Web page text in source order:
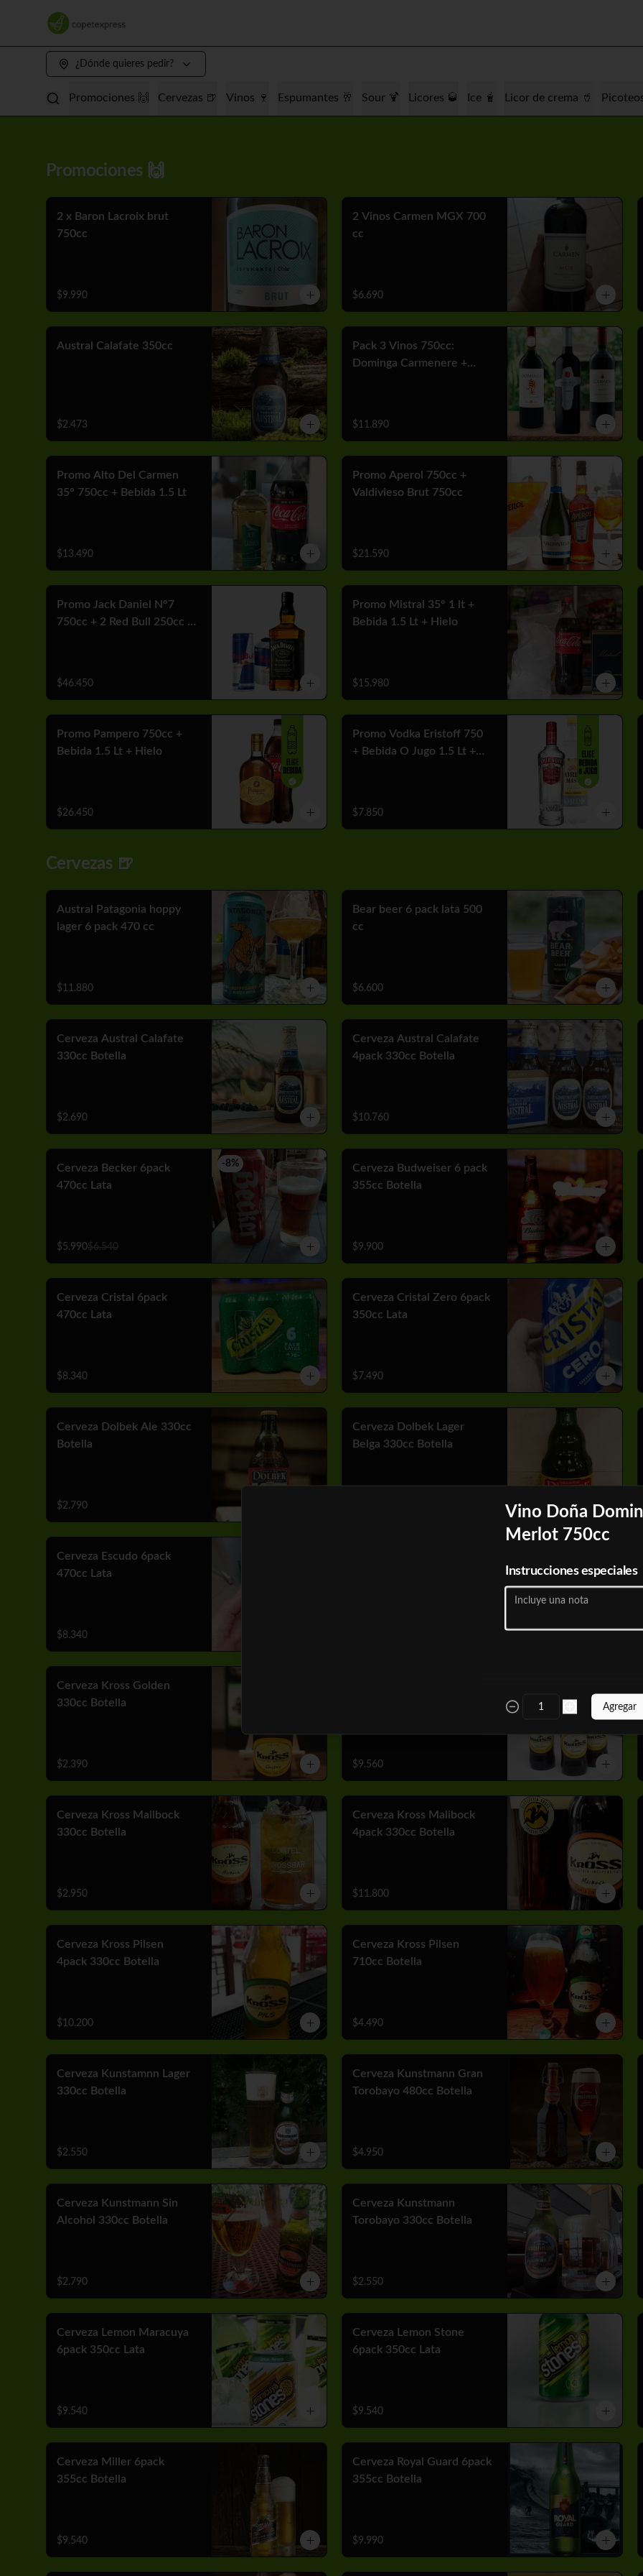
¿Dónde quieres pedir?
Promociones 🙌 Cervezas 🍺 Vinos 🍷 Espumantes 🥂 Sour 🍹 Licores 🥃 Ice 🧋 Licor de crema 🥤
Promociones 🙌
2 x Baron Lacroix brut
750cc
$9.990
2 Vinos Carmen MGX 700
cc
$6.690
Austral Calafate 350cc
$2.473
Pack 3 Vinos 750cc:
Dominga Carmenere +
$11.890
Promo Alto Del Carmen
35° 750cc + Bebida 1.5 Lt
$13.490
Promo Aperol 750cc +
Valdivieso Brut 750cc
$21.590
Promo Jack Daniel N°7
750cc + 2 Red Bull 250cc +
$46.450
Promo Mistral 35° 1 lt +
Bebida 1.5 Lt + Hielo
$15.980
Promo Pampero 750cc +
Bebida 1.5 Lt + Hielo
$26.450
Promo Vodka Eristoff 750
+ Bebida O Jugo 1.5 Lt +
$7.850
Cervezas 🍺
Austral Patagonia hoppy
lager 6 pack 470 cc
$11.880
Bear beer 6 pack lata 500
cc
$6.600
Cerveza Austral Calafate
330cc Botella
$2.690
Cerveza Austral Calafate
4pack 330cc Botella
$10.760
-8%
Cerveza Becker 6pack
470cc Lata
$5.990$6.540
Cerveza Budweiser 6 pack
355cc Botella
$9.900
Cerveza Cristal 6pack
470cc Lata
$8.340
Cerveza Cristal Zero 6pack
350cc Lata
$7.490
Cerveza Dolbek Ale 330cc
Botella
$2.790
Cerveza Dolbek Lager
Belga 330cc Botella
Cerveza Escudo 6pack
470cc Lata
$8.340
Cerveza Kross Golden
330cc Botella
$2.390 $9.560
Cerveza Kross Mailbock
330cc Botella
$2.950
Cerveza Kross Malibock
4pack 330cc Botella
$11.800
Cerveza Kross Pilsen
4pack 330cc Botella
$10.200
Cerveza Kross Pilsen
710cc Botella
$4.490
Cerveza Kunstamnn Lager
330cc Botella
$2.550
Cerveza Kunstmann Gran
Torobayo 480cc Botella
$4.950
Cerveza Kunstmann Sin
Alcohol 330cc Botella
$2.790
Cerveza Kunstmann
Torobayo 330cc Botella
$2.550
Cerveza Lemon Maracuya
6pack 350cc Lata
$9.540
Cerveza Lemon Stone
6pack 350cc Lata
$9.540
Cerveza Miller 6pack
355cc Botella
$9.540
Cerveza Royal Guard 6pack
355cc Botella
$9.990
Vino Doña
Merlot 750cc
Instrucciones especiales
Agregar